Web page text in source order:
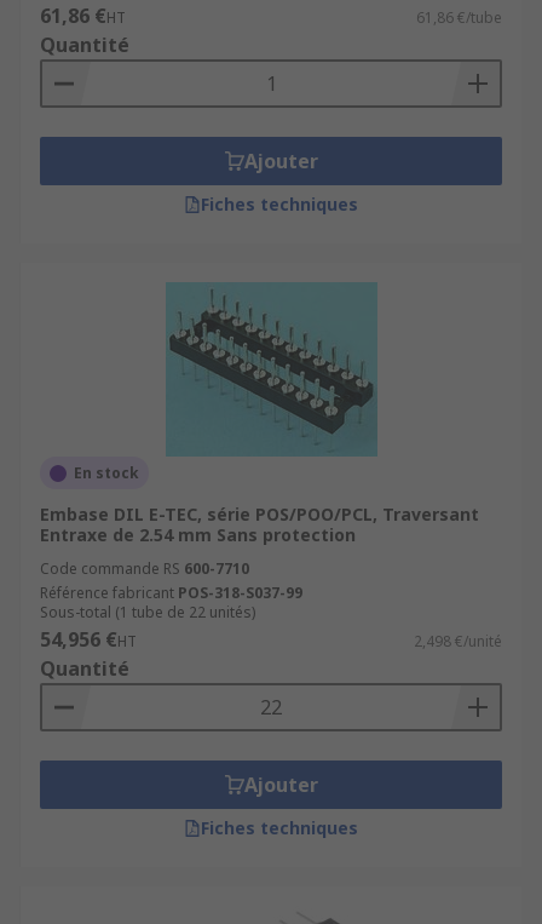
61,86 €HT 61,86 €/tube
Quantité
Ajouter
Fiches techniques
En stock
Embase DIL E-TEC, série POS/POO/PCL, Traversant
Entraxe de 2.54 mm Sans protection
Code commande RS 600-7710
Référence fabricant POS-318-S037-99
Sous-total (1 tube de 22 unités)
54,956 €HT 2,498 €/unité
Quantité
Ajouter
Fiches techniques